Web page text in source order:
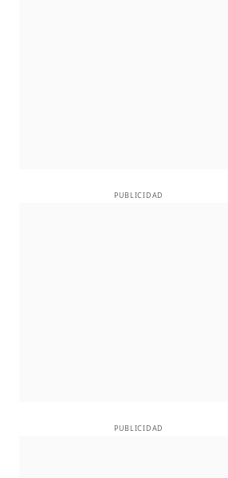
PUBLICIDAD
PUBLICIDAD